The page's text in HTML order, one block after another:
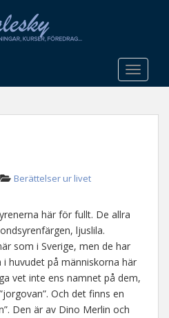
Berättelser ur livet
här för fullt. De allra
ljuslila.
som i Sverige, men de har
huvudet på människorna här
vet inte ens namnet på dem,
Och det finns en
Den är av Dino Merlin och